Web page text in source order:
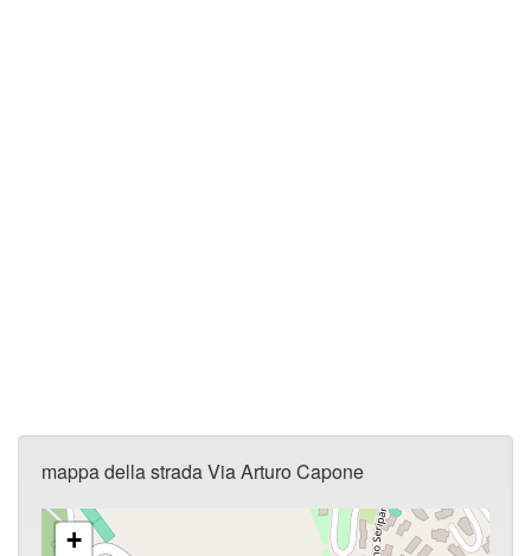
mappa della strada Via Arturo Capone
+